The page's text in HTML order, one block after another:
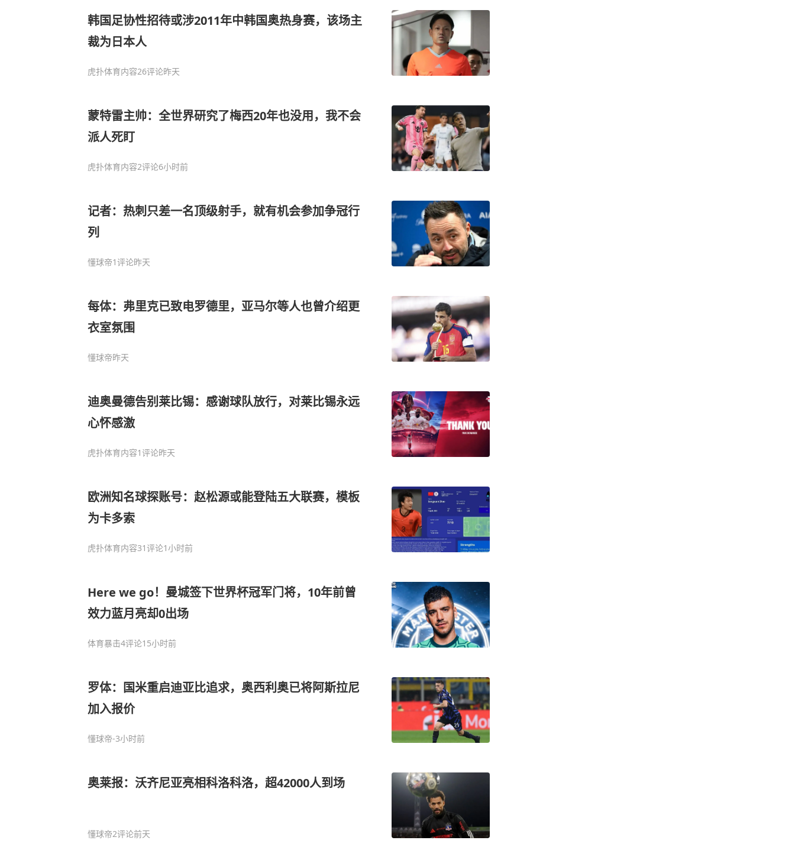
韩国足协性招待或涉2011年中韩国奥热身赛，该场主
裁为日本人
虎扑体育内容26评论昨天
蒙特雷主帅：全世界研究了梅西20年也没用，我不会
派人死盯
虎扑体育内容2评论6小时前
记者：热刺只差一名顶级射手，就有机会参加争冠行
列
懂球帝1评论昨天
每体：弗里克已致电罗德里，亚马尔等人也曾介绍更
衣室氛围
懂球帝昨天
迪奥曼德告别莱比锡：感谢球队放行，对莱比锡永远
心怀感激
虎扑体育内容1评论昨天
欧洲知名球探账号：赵松源或能登陆五大联赛，模板
为卡多索
虎扑体育内容31评论1小时前
Here we go！曼城签下世界杯冠军门将，10年前曾
效力蓝月亮却0出场
体育暴击4评论15小时前
罗体：国米重启迪亚比追求，奥西利奥已将阿斯拉尼
加入报价
懂球帝-3小时前
奥莱报：沃齐尼亚亮相科洛科洛，超42000人到场
懂球帝2评论前天